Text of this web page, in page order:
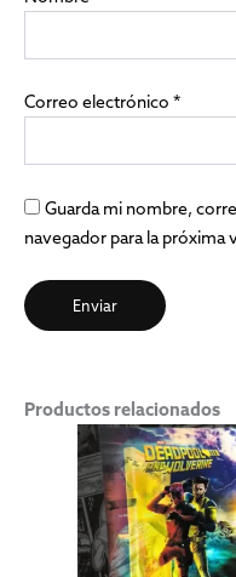
Correo electrónico *
Guarda mi nombre,
navegador para la próxima
Productos relacionados